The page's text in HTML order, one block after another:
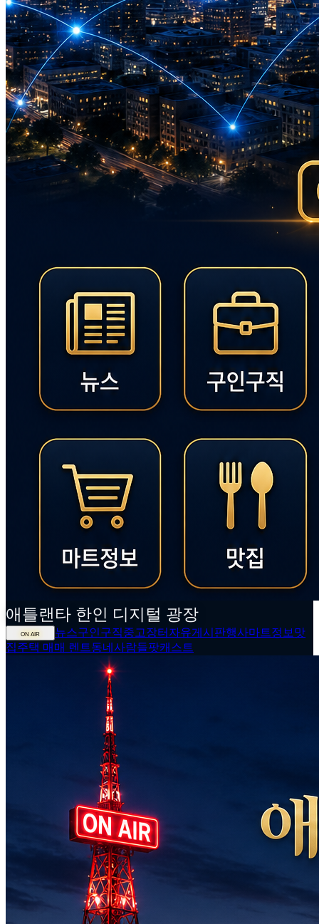
애틀랜타 한인 디지털 광장
ON AIR 뉴스구인구직중고장터 자유게시판행사마트정보 맛
집주택 매매 렌트동네사람들팟캐스트